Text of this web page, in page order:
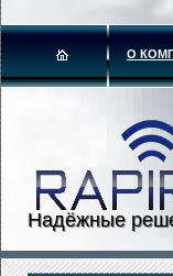
О
Надёжные